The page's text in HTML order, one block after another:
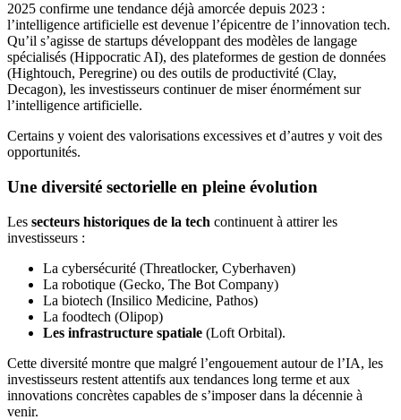
2025 confirme une tendance déjà amorcée depuis 2023 :
l’intelligence artificielle est devenue l’épicentre de l’innovation tech.
Qu’il s’agisse de startups développant des modèles de langage
spécialisés (Hippocratic AI), des plateformes de gestion de données
(Hightouch, Peregrine) ou des outils de productivité (Clay,
Decagon), les investisseurs continuer de miser énormément sur
l’intelligence artificielle.
Certains y voient des valorisations excessives et d’autres y voit des
opportunités.
Une diversité sectorielle en pleine évolution
Les secteurs historiques de la tech continuent à attirer les
investisseurs :
La cybersécurité (Threatlocker, Cyberhaven)
La robotique (Gecko, The Bot Company)
La biotech (Insilico Medicine, Pathos)
La foodtech (Olipop)
Les infrastructure spatiale (Loft Orbital).
Cette diversité montre que malgré l’engouement autour de l’IA, les
investisseurs restent attentifs aux tendances long terme et aux
innovations concrètes capables de s’imposer dans la décennie à
venir.